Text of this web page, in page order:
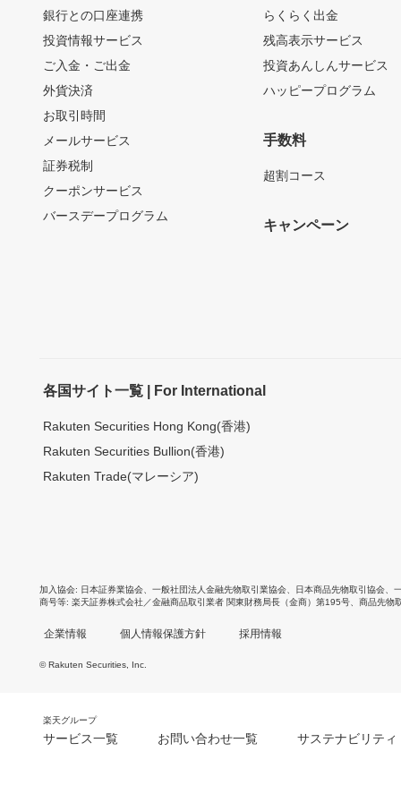
銀行との口座連携
投資情報サービス
ご入金・ご出金
外貨決済
お取引時間
メールサービス
証券税制
クーポンサービス
バースデープログラム
らくらく出金
残高表示サービス
投資あんしんサービス
ハッピープログラム
手数料
超割コース
キャンペーン
各国サイト一覧 | For International
Rakuten Securities Hong Kong(香港)
Rakuten Securities Bullion(香港)
Rakuten Trade(マレーシア)
加入協会 日本証券業協会 一般社団法人金融先物取引業協会 日本商品先物取引協会
商号等 楽天証券株式会社／金融商品取引業者 関東財務局長（金商）第195号、商品先物
企業情報 個人情報保護方針 採用情報
© Rakuten Securities, Inc.
楽天グループ
サービス一覧 お問い合わせ一覧 サステナビリティ